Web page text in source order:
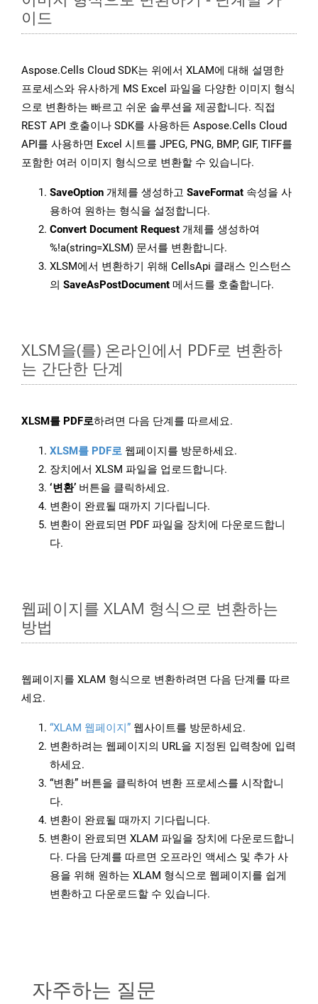
이드
Aspose.Cells Cloud SDK는 위에서 XLAM에 대해 설명한
프로세스와 유사하게 MS Excel 파일을 다양한 이미지 형식
으로 변환하는 빠르고 쉬운 솔루션을 제공합니다. 직접
REST API 호출이나 SDK를 사용하든 Aspose.Cells Cloud
API를 사용하면 Excel 시트를 JPEG, PNG, BMP, GIF, TIFF를
포함한 여러 이미지 형식으로 변환할 수 있습니다.
SaveOption 개체를 생성하고 SaveFormat 속성을 사
용하여 원하는 형식을 설정합니다.
Convert Document Request 개체를 생성하여
%!a(string=XLSM) 문서를 변환합니다.
XLSM에서 변환하기 위해 CellsApi 클래스 인스턴스
의 SaveAsPostDocument 메서드를 호출합니다.
XLSM을(를) 온라인에서 PDF로 변환하
는 간단한 단계
XLSM를 PDF로하려면 다음 단계를 따르세요.
XLSM를 PDF로 웹페이지를 방문하세요.
장치에서 XLSM 파일을 업로드합니다.
‘변환’ 버튼을 클릭하세요.
변환이 완료될 때까지 기다립니다.
변환이 완료되면 PDF 파일을 장치에 다운로드합니
다.
웹페이지를 XLAM 형식으로 변환하는
방법
웹페이지를 XLAM 형식으로 변환하려면 다음 단계를 따르
세요.
“XLAM 웹페이지” 웹사이트를 방문하세요.
변환하려는 웹페이지의 URL을 지정된 입력창에 입력
하세요.
“변환” 버튼을 클릭하여 변환 프로세스를 시작합니
다.
변환이 완료될 때까지 기다립니다.
변환이 완료되면 XLAM 파일을 장치에 다운로드합니
다. 다음 단계를 따르면 오프라인 액세스 및 추가 사
용을 위해 원하는 XLAM 형식으로 웹페이지를 쉽게
변환하고 다운로드할 수 있습니다.
자주하는 질문